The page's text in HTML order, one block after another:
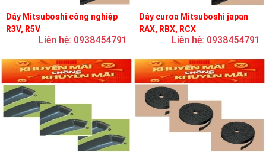
Dây Mitsuboshi công nghiệp
R3V, R5V
Liên hệ: 0938454791
Dây curoa Mitsuboshi japan
RAX, RBX, RCX
Liên hệ: 0938454791